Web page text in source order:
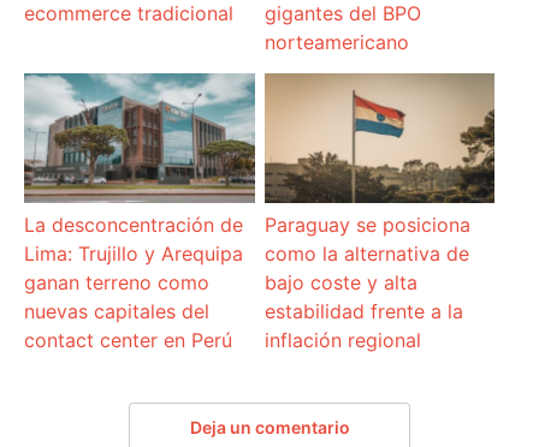
ecommerce tradicional
gigantes del BPO
norteamericano
La desconcentración de
Lima: Trujillo y Arequipa
ganan terreno como
nuevas capitales del
contact center en Perú
Paraguay se posiciona
como la alternativa de
bajo coste y alta
estabilidad frente a la
inflación regional
Deja un comentario